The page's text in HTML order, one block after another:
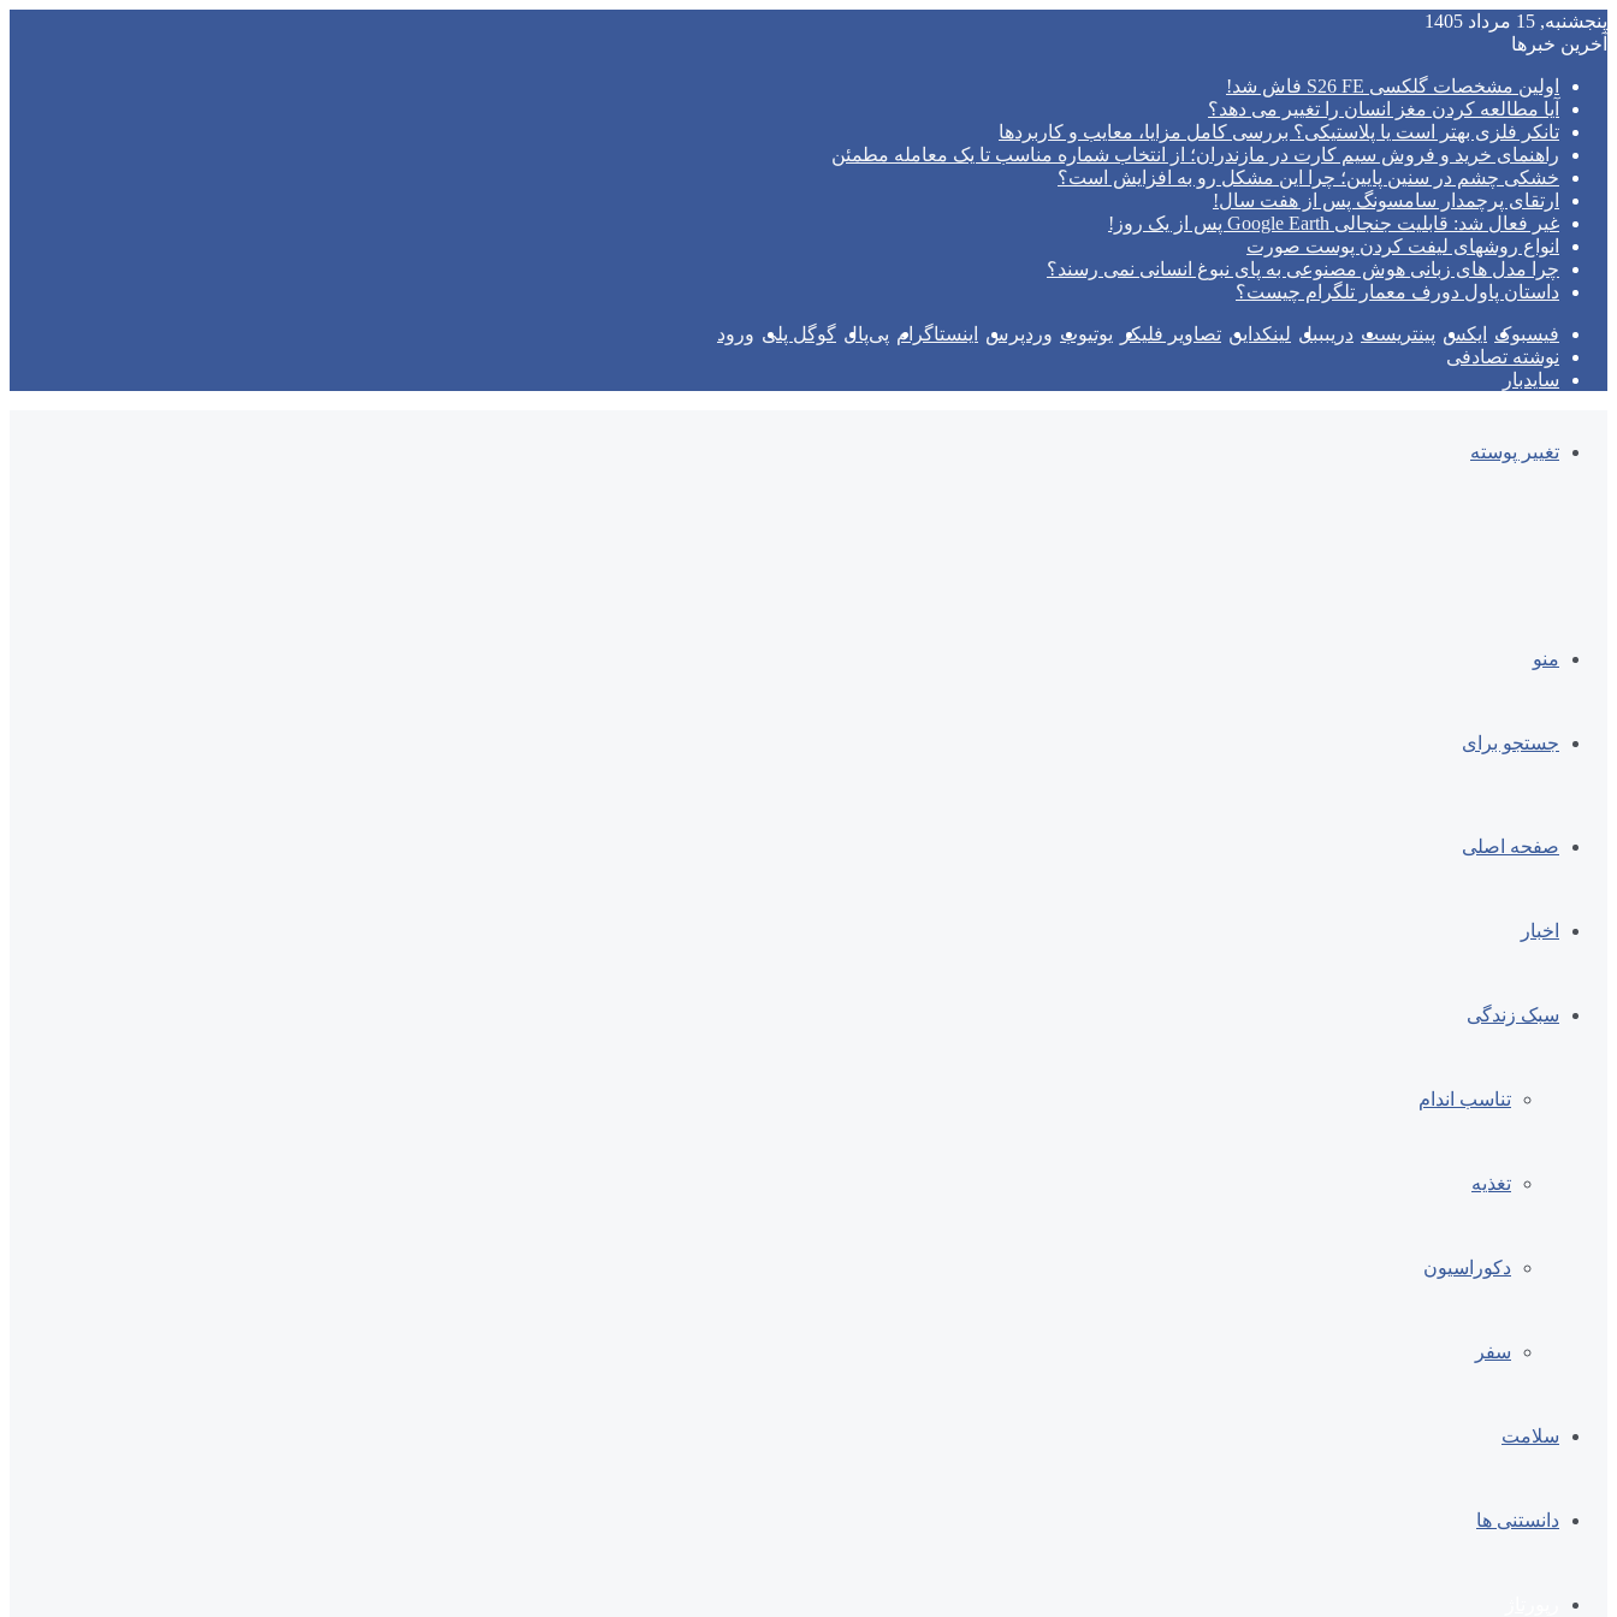
پنجشنبه, 15 مرداد 1405
آخرین خبرها
اولین مشخصات گلکسی S26 FE فاش شد!
آیا مطالعه کردن مغز انسان را تغییر می‌ دهد؟
تانکر فلزی بهتر است یا پلاستیکی؟ بررسی کامل مزایا، معایب و کاربردها
راهنمای خرید و فروش سیم کارت در مازندران؛ از انتخاب شماره مناسب تا یک معامله مطمئن
خشکی چشم در سنین پایین؛ چرا این مشکل رو به افزایش است؟
ارتقای پرچمدار سامسونگ پس از هفت سال!
غیر فعال شد: قابلیت جنجالی Google Earth پس از یک روز!
انواع روشهای لیفت کردن پوست صورت
چرا مدل‌ های زبانی هوش مصنوعی به پای نبوغ انسانی نمی‌ رسند؟
داستان پاول دورف معمار تلگرام چیست؟
فیسبوک ایکس پینتریست دریبببل لینکداین تصاویر فلیکر یوتیوب وردپرس اینستاگرام پی‌پال گوگل پلی ورود
نوشته تصادفی
سایدبار
تغییر پوسته
منو
جستجو برای
صفحه اصلی
اخبار
سبک زندگی
تناسب اندام
تغذیه
دکوراسیون
سفر
سلامت
دانستنی ها